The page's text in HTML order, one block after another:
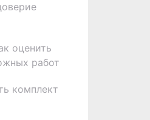
оценить
работ
комплект